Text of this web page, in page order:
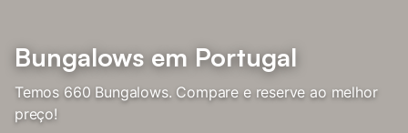
Bungalows em Portugal
Temos 660 Bungalows. Compare e reserve ao melhor
preço!